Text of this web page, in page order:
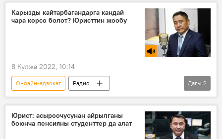
Карызды кайтарбагандарга кандай
чара көрсө болот? Юристтин жообу
8 Кулжа 2022, 10:14
Онлайн-адвокат
Радио
Калыгул Салиев
карыз мыйзам
Дагы 2
Юрист: асыроочусунан айрылганы
боюнча пенсияны студенттер да алат